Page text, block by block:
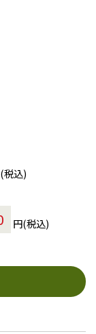
(税込)
円(税込)